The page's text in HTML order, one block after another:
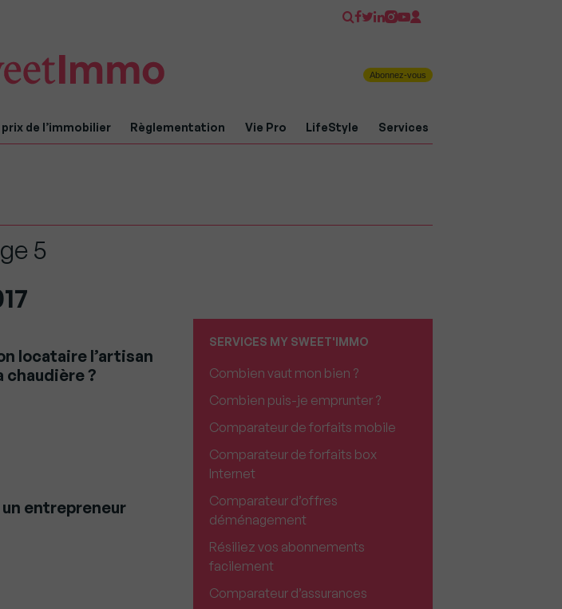
Abonnez-vous
de l’immobilier Règlementation Vie Pro LifeStyle Services
5
locataire l’artisan
chaudière ?
entrepreneur
SERVICES MY SWEET'IMMO
Combien vaut mon bien ?
Combien puis-je emprunter ?
Comparateur de forfaits mobile
Comparateur de forfaits box
Internet
Comparateur d’offres
déménagement
Résiliez vos abonnements
facilement
Comparateur d’assurances